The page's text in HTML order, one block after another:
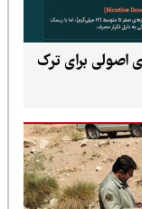
برای ترک